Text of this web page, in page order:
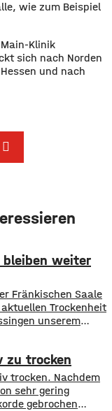
wie zum Beispiel
Klinik
sich nach Norden
und nach
bleiben weiter
Fränkischen Saale
Trockenheit
unserem
grenzwertig,
für Kanuten.
Bad Neustadt
zu trocken
trocken. Nachdem
sehr gering
gebrochen